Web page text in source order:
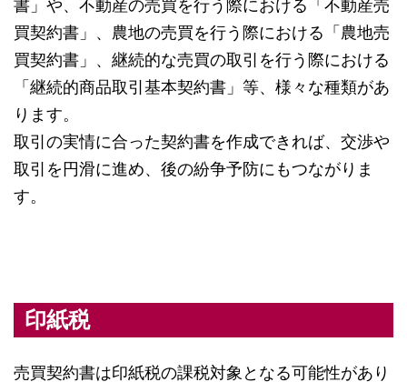
書」や、不動産の売買を行う際における「不動産売
買契約書」、農地の売買を行う際における「農地売
買契約書」、継続的な売買の取引を行う際における
「継続的商品取引基本契約書」等、様々な種類があ
ります。
取引の実情に合った契約書を作成できれば、交渉や
取引を円滑に進め、後の紛争予防にもつながりま
す。
印紙税
売買契約書は印紙税の課税対象となる可能性があり